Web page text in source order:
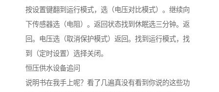
按设置键翻到运行模式，选（电压对比模式）。继续向
下传感器选（电阻）。返回状态找到休眠选三分钟。返
回。电压选（取消保护模式）返回。找到运行模式，找
到（定时设置）选择关闭。
恒压供水设备追问
说明书在我手上呢？看了几遍真没有看到你说的这些功